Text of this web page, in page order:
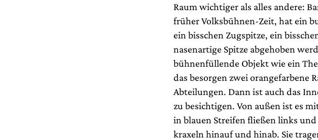
Raum wichtiger als alles andere:
früher Volksbühnen-Zeit, hat ein
ein bisschen Zugspitze, ein
nasenartige Spitze abgehoben
bühnenfüllende Objekt wie ein
das besorgen zwei orangefarbene
Abteilungen. Dann ist auch das
zu besichtigen. Von außen ist es
in blauen Streifen fließen links
kraxeln hinauf und hinab. Sie